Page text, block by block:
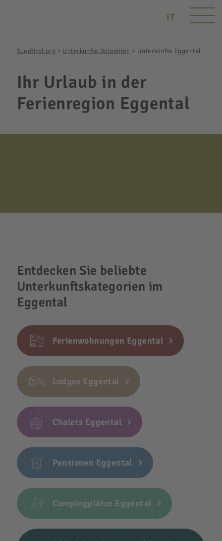
IT
Suedtirol.org > Unterkünfte Dolomiten > Unterkünfte Eggental
Ihr Urlaub in der
Ferienregion Eggental
Entdecken Sie beliebte
Unterkunftskategorien im
Eggental
Ferienwohnungen Eggental
Lodges Eggental
Chalets Eggental
Pensionen Eggental
Campingplätze Eggental